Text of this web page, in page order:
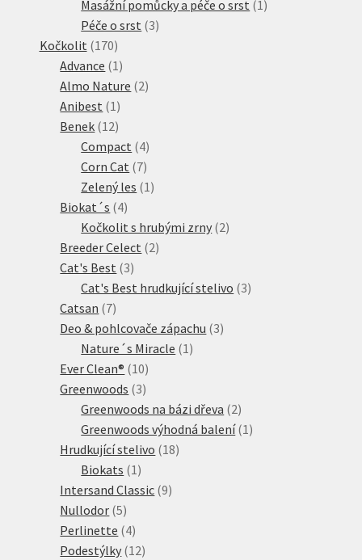
produkt
Masážní pomůcky a péče o srst 1 1
Péče o srst 33
Kočkolit 170170
produktů
Advance 1 1
produkt
Almo Nature 22
Anibest 1 1
produkt
Benek 1212
produktů
Compact 44
produkty
Corn Cat 77
produktů
Zelený les 1 1
Biokat´s 44
produkty
Kočkolit s hrubými zrny 22
Breeder Celect 22
Cat's Best 33
produkty
Cat's Best hrudkující stelivo 33
Catsan 77
produktů
Deo & pohlcovače zápachu 33
Nature´s Miracle 1 1
Ever Clean® 1010
produktů
Greenwoods 33
produkty
Greenwoods na bázi dřeva 22
produkty
Greenwoods výhodná balení 1 1
Hrudkující stelivo 1818
Biokats 1 1
produkt
Intersand Classic 99
Nullodor 55
produktů
Perlinette 44
produkty
Podestýlky 1212